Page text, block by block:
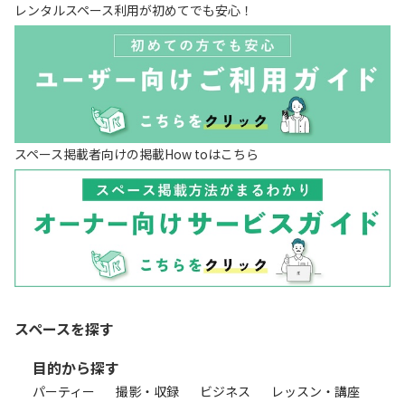
レンタルスペース利用が初めてでも安心！
スペース掲載者向けの掲載How toはこちら
スペースを探す
目的から探す
パーティー 撮影・収録 ビジネス
レッスン・講座